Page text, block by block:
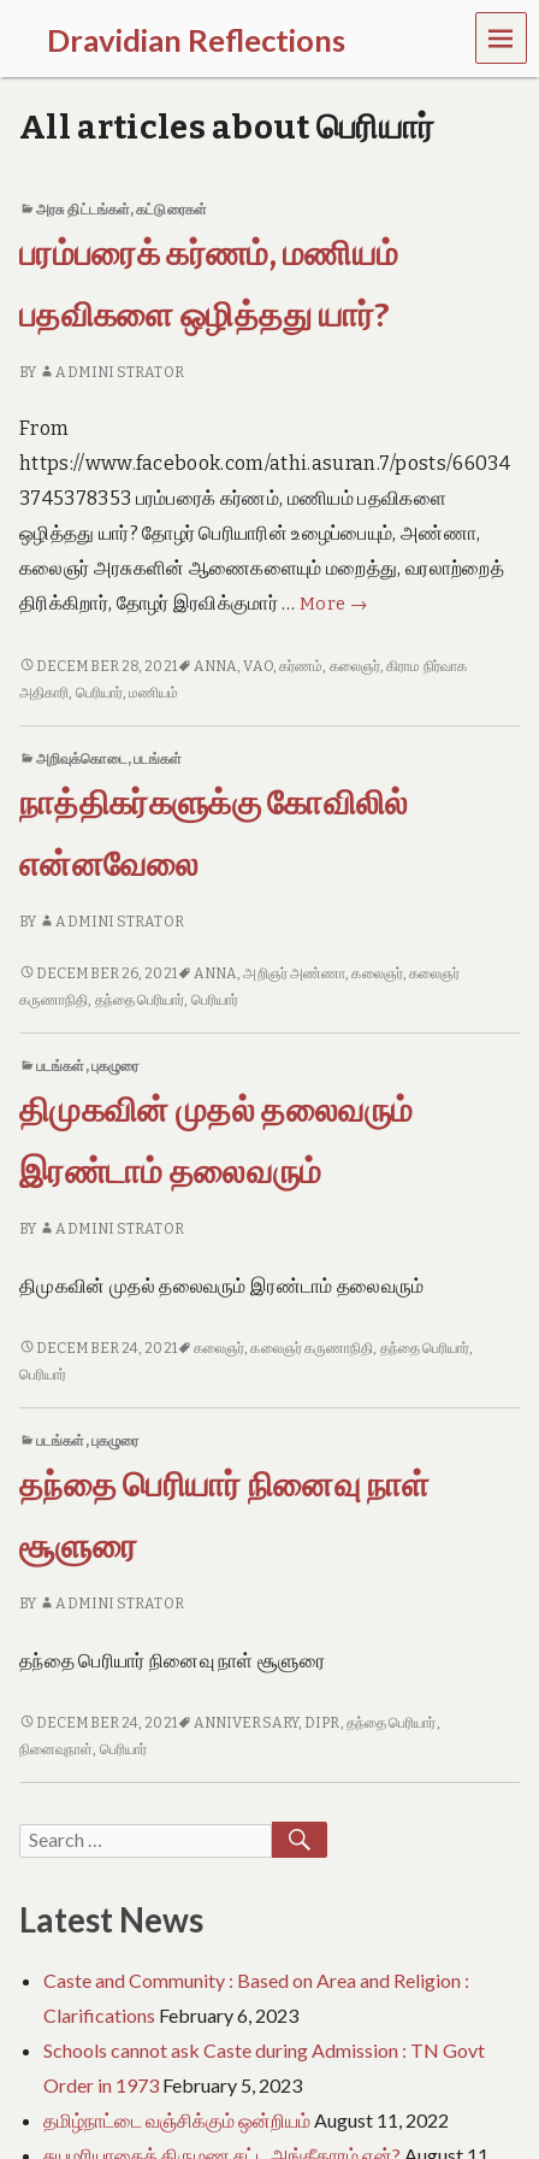
Dravidian Reflections
P
a
s
P
e
s
n
t
a
n
F
u
t
u
r
e
o
f
T
m
i
l
N
a
d
u
MEN
U
All articles about பெரியார்
அரசு திட்டங்கள்,கட்டுரைகள்
பரம்பரைக் கர்ணம், மணியம்
பதவிகளை ஒழித்தது யார்?
BY ADMINI STRATOR
From
https://www.facebook.com/athi.asuran.7/posts/66034
3745378353 பரம்பரைக் கர்ணம், மணியம் பதவிகளை
ஒழித்தது யார்? தோழர் பெரியாரின் உழைப்பையும், அண்ணா,
கலைஞர் அரசுகளின் ஆணைகளையும் மறைத்து, வரலாற்றைத்
திரிக்கிறார், தோழர் இரவிக்குமார் …More
பரம்பரைக்
மணியம்
ஒழித்தது
→
பரம்பரைக்
கர்ணம்,
ஒழித்தது
யார்?
DECEMBER 28, 2021 ANNA,VAO, கர்ணம், கலைஞர்,கிராம நிர்வாக
அதிகாரி, பெரியார்,மணியம்
அறிவுக்கொடை,படங்கள்
நாத்திகர்களுக்கு கோவிலில்
என்னவேலை
BY ADMINI STRATOR
நாத்திகர்களுக்கு
கோவிலில்
DECEMBER 26, 2021 ANNA,அறிஞர் அண்ணா,கலைஞர்,கலைஞர்
கருணாநிதி, தந்தை பெரியார், பெரியார்
படங்கள்,புகழுரை
திமுகவின் முதல் தலைவரும்
இரண்டாம் தலைவரும்
BY ADMINI STRATOR
திமுகவின் முதல் தலைவரும் இரண்டாம் தலைவரும்
திமுகவின்
முதல்
DECEMBER 24, 2021 கலைஞர்,கலைஞர் கருணாநிதி, தந்தை பெரியார்,
பெரியார்
படங்கள்,புகழுரை
தந்தை பெரியார் நினைவு நாள்
சூளுரை
BY ADMINI STRATOR
தந்தை பெரியார் நினைவு நாள் சூளுரை
தந்தை
பெரியார்
சூளுரை
DECEMBER 24, 2021 ANNIVERSARY, DIPR, தந்தை பெரியார்,
நினைவுநாள், பெரியார்
Search
Latest News
Caste and Community : Based on Area and Religion :
Clarifications February 6, 2023
Schools cannot ask Caste during Admission : TN Govt
Order in 1973 February 5, 2023
தமிழ்நாட்டை வஞ்சிக்கும் ஒன்றியம்August 11, 2022